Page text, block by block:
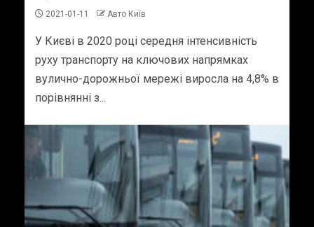
2021-01-11 Авто Київ
У Києві в 2020 році середня інтенсивність
руху транспорту на ключових напрямках
вулично-дорожньої мережі виросла на 4,8% в
порівнянні з...